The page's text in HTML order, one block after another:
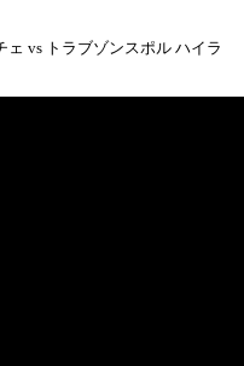
vs トラブゾンスポル ハイラ